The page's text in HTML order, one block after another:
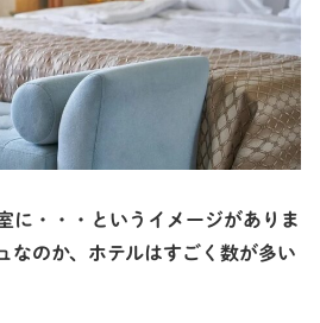
に・・・というイメージがありま
なのか、ホテルはすごく数が多い